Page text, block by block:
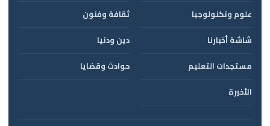
علوم وتكنولوجيا
ثقافة وفنون
شاشة أخبارنا
دين ودنيا
مستجدات التعليم
حوادث وقضايا
الأخيرة